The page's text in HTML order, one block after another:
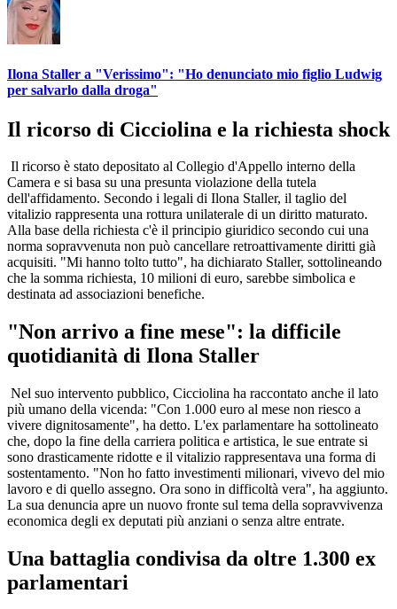
Ilona Staller a "Verissimo": "Ho denunciato mio figlio Ludwig
per salvarlo dalla droga"
Il ricorso di Cicciolina e la richiesta shock
Il ricorso è stato depositato al Collegio d'Appello interno della
Camera e si basa su una presunta violazione della tutela
dell'affidamento. Secondo i legali di Ilona Staller, il taglio del
vitalizio rappresenta una rottura unilaterale di un diritto maturato.
Alla base della richiesta c'è il principio giuridico secondo cui una
norma sopravvenuta non può cancellare retroattivamente diritti già
acquisiti. "Mi hanno tolto tutto", ha dichiarato Staller, sottolineando
che la somma richiesta, 10 milioni di euro, sarebbe simbolica e
destinata ad associazioni benefiche.
"Non arrivo a fine mese": la difficile
quotidianità di Ilona Staller
Nel suo intervento pubblico, Cicciolina ha raccontato anche il lato
più umano della vicenda: "Con 1.000 euro al mese non riesco a
vivere dignitosamente", ha detto. L'ex parlamentare ha sottolineato
che, dopo la fine della carriera politica e artistica, le sue entrate si
sono drasticamente ridotte e il vitalizio rappresentava una forma di
sostentamento. "Non ho fatto investimenti milionari, vivevo del mio
lavoro e di quello assegno. Ora sono in difficoltà vera", ha aggiunto.
La sua denuncia apre un nuovo fronte sul tema della sopravvivenza
economica degli ex deputati più anziani o senza altre entrate.
Una battaglia condivisa da oltre 1.300 ex
parlamentari